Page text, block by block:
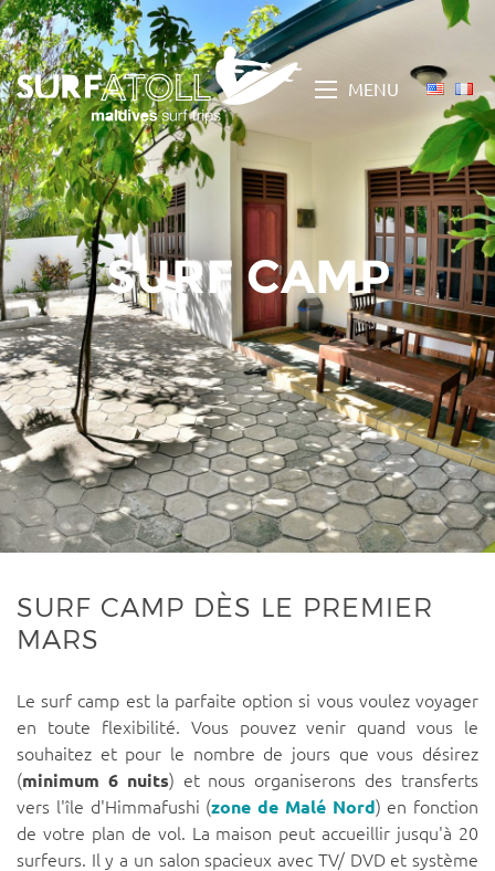
MENU
SURF CAMP
SURF CAMP DÈS LE PREMIER
MARS
Le surf camp est la parfaite option si vous voulez voyager
en toute flexibilité. Vous pouvez venir quand vous le
souhaitez et pour le nombre de jours que vous désirez
(minimum 6 nuits) et nous organiserons des transferts
vers l'île d'Himmafushi (zone de Malé Nord) en fonction
de votre plan de vol. La maison peut accueillir jusqu'à 20
surfeurs. Il y a un salon spacieux avec TV/ DVD et système